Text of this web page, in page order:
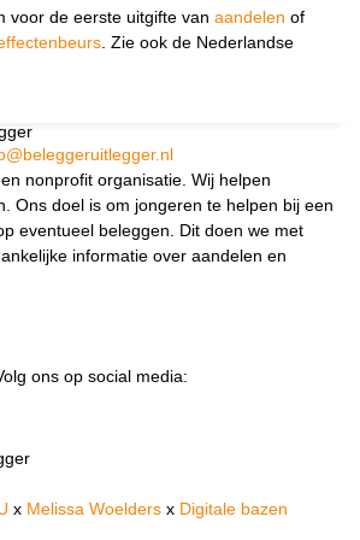
voor de eerste uitgifte van aandelen of
. Zie ook de Nederlandse
nonprofit organisatie. Wij helpen
Ons doel is om jongeren te helpen bij een
eventueel beleggen. Dit doen we met
informatie over aandelen en
ons op social media:
x Melissa Woelders x Digitale bazen